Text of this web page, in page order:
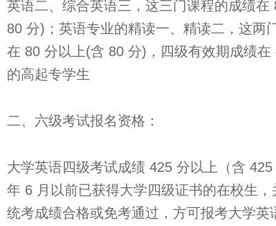
英语二、综合英语三，这三门课程的成绩在
80 分)；英语专业的精读一、精读二，这两
在 80 分以上(含 80 分)，四级有效期成绩在
的高起专学生
二、六级考试报名资格：
大学英语四级考试成绩 425 分以上（含
年 6 月以前已获得大学四级证书的在校生
统考成绩合格或免考通过，方可报考大学英